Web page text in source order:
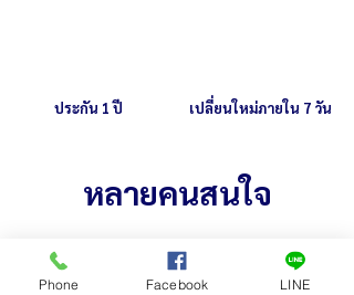
ประกัน 1 ปี เปลี่ยนใหม่ภายใน 7 วัน
หลายคนสนใจ
Phone Facebook LINE